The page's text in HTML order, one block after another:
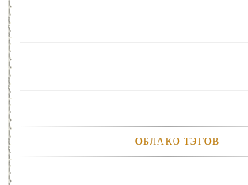
ОБЛАКО ТЭГОВ